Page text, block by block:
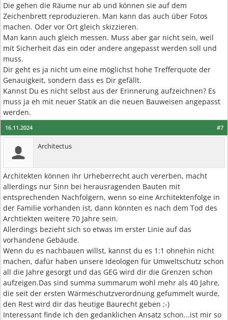
Die gehen die Räume nur ab und können sie auf dem
Zeichenbrett reproduzieren. Man kann das auch über Fotos
machen. Oder vor Ort gleich skizzieren.
Man kann auch gleich messen. Muss aber gar nicht sein, weil
mit Sicherheit das ein oder andere angepasst werden soll und
muss.
Dir geht es ja nicht um eine möglichst hohe Trefferquote der
Genauigkeit, sondern dass es Dir gefällt.
Kannst Du es nicht selbst aus der Erinnerung aufzeichnen? Es
muss ja eh mit neuer Statik an die neuen Bauweisen angepasst
werden.
#7
16.11.2024
Architectus
Architekten können ihr Urheberrecht auch vererben, macht
allerdings nur Sinn bei herausragenden Bauten mit
entsprechenden Nachfolgern, wenn so eine Architektenfolge in
der Familie vorhanden ist, dann könnten es nach dem Tod des
Archtiekten weitere 70 Jahre sein.
Allerdings bezieht sich so etwas im erster Linie auf das
vorhandene Gebäude.
Wenn du es nachbauen willst, kannst du es 1:1 ohnehin nicht
machen, dafür haben unsere Ideologen für Umweltschutz schon
all die Jahre gesorgt und das GEG wird dir die Grenzen schon
aufzeigen.Das sind summa summarum wohl mehr als 40 Jahre,
die seit der ersten Wärmeschutzverordnung gefummelt wurde,
den Rest wird dir das heutige Baurecht geben ;-)
Interessant finde ich den gedanklichen Ansatz schon...ist mir so